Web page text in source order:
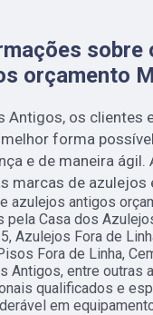
sobre
orçamento
Antigos, os clientes
forma
e de maneira ágil.
marcas de azulejos
azulejos antigos
Casa dos
Azulejos Fora de
Fora de Linha,
Antigos, entre outras
qualificados e
em